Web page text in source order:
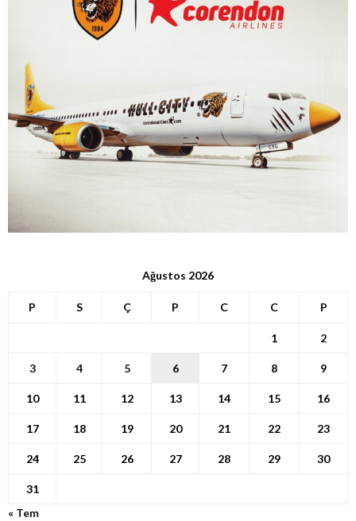
Ağustos 2026
P S Ç P C C P
1 2
3 4 5 6 7 8 9
10 11 12 13 14 15 16
17 18 19 20 21 22 23
24 25 26 27 28 29 30
31
« Tem